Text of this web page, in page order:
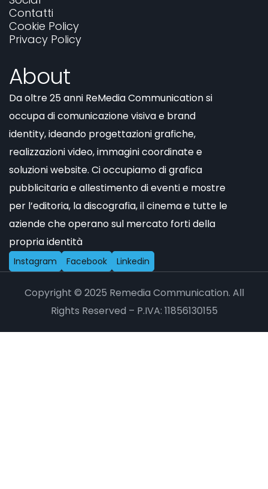
Contatti
Cookie Policy
Privacy Policy
About
Da oltre 25 anni ReMedia Communication si
occupa di comunicazione visiva e brand
identity, ideando progettazioni grafiche,
realizzazioni video, immagini coordinate e
soluzioni website. Ci occupiamo di grafica
pubblicitaria e allestimento di eventi e mostre
per l’editoria, la discografia, il cinema e tutte le
aziende che operano sul mercato forti della
propria identità
Instagram Facebook Linkedin
Copyright © 2025 Remedia Communication. All
Rights Reserved – P.IVA: 11856130155